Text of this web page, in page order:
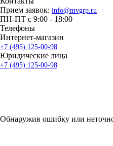
Прием заявок: info@mvgrp.ru
ПН-ПТ с 9:00 - 18:00
Телефоны
Интернет-магазин
+7 (495) 125-00-98
Юридические лица
+7 (495) 125-00-98
Обнаружив ошибку или